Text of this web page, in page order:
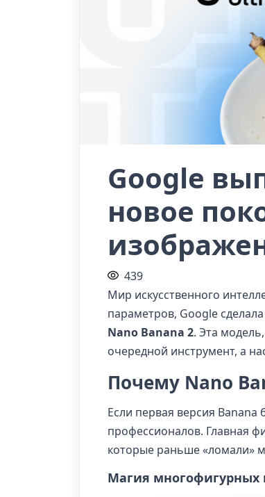
Google
новое
439
Мир искусственного
параметров, Google
Nano Banana 2. Эта
очередной инструмент, а
Почему Nano
Если первая версия
профессионалов. Главная
которые раньше «ломали»
Магия многофигурных